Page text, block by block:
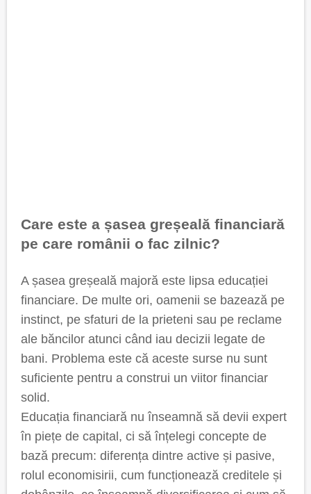
Care este a șasea greșeală financiară
pe care românii o fac zilnic?
A șasea greșeală majoră este lipsa educației
financiare. De multe ori, oamenii se bazează pe
instinct, pe sfaturi de la prieteni sau pe reclame
ale băncilor atunci când iau decizii legate de
bani. Problema este că aceste surse nu sunt
suficiente pentru a construi un viitor financiar
solid.
Educația financiară nu înseamnă să devii expert
în piețe de capital, ci să înțelegi concepte de
bază precum: diferența dintre active și pasive,
rolul economisirii, cum funcționează creditele și